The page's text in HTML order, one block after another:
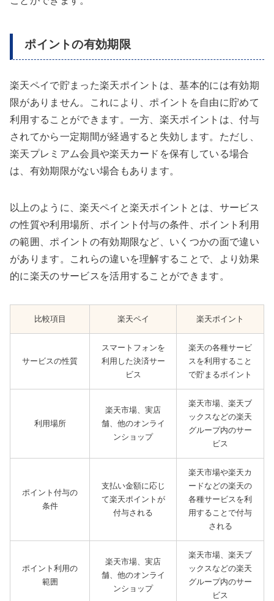
ポイントの有効期限
楽天ペイで貯まった楽天ポイントは、基本的には有効期
限がありません。これにより、ポイントを自由に貯めて
利用することができます。一方、楽天ポイントは、付与
されてから一定期間が経過すると失効します。ただし、
楽天プレミアム会員や楽天カードを保有している場合
は、有効期限がない場合もあります。
以上のように、楽天ペイと楽天ポイントとは、サービス
の性質や利用場所、ポイント付与の条件、ポイント利用
の範囲、ポイントの有効期限など、いくつかの面で違い
があります。これらの違いを理解することで、より効果
的に楽天のサービスを活用することができます。
比較項目 楽天ペイ 楽天ポイント
サービスの性質
スマートフォンを
利用した決済サー
ビス
楽天の各種サービ
スを利用すること
で貯まるポイント
利用場所
楽天市場、実店
舗、他のオンライ
ンショップ
楽天市場、楽天ブ
ックスなどの楽天
グループ内のサー
ビス
ポイント付与の
条件
支払い金額に応じ
て楽天ポイントが
付与される
楽天市場や楽天カ
ードなどの楽天の
各種サービスを利
用することで付与
される
ポイント利用の
範囲
楽天市場、実店
舗、他のオンライ
ンショップ
楽天市場、楽天ブ
ックスなどの楽天
グループ内のサー
ビス